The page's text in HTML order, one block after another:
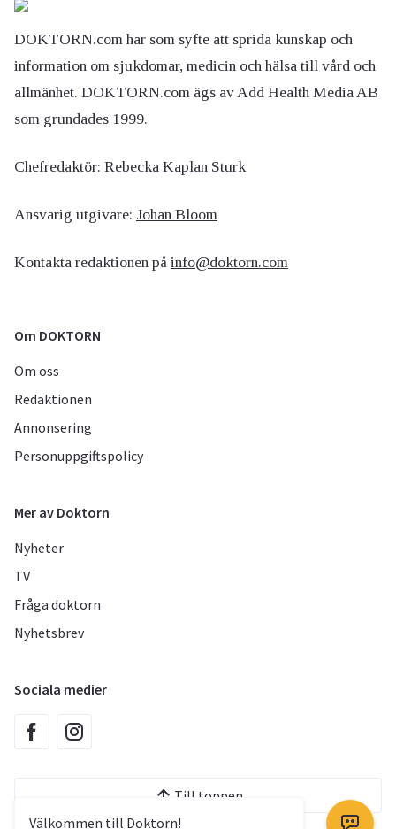
Välkommen till Doktorn!
DOKTORN.com har som syfte att sprida kunskap och
information om sjukdomar, medicin och hälsa till vård och
allmänhet. DOKTORN.com ägs av Add Health Media AB
som grundades 1999.
Chefredaktör: Rebecka Kaplan Sturk
Ansvarig utgivare: Johan Bloom
Kontakta redaktionen på info@doktorn.com
Om DOKTORN
Om oss
Redaktionen
Annonsering
Personuppgiftspolicy
Mer av Doktorn
Nyheter
TV
Fråga doktorn
Nyhetsbrev
Sociala medier
Till toppen